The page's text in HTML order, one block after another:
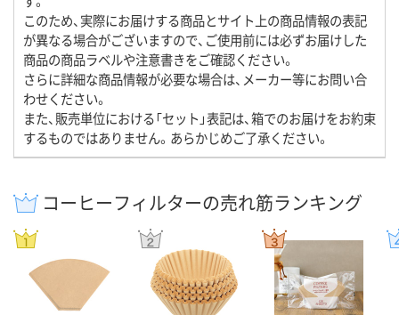
このため、実際にお届けする商品とサイト上の商品情報の表記
が異なる場合がございますので、ご使用前には必ずお届けした
商品の商品ラベルや注意書きをご確認ください。
さらに詳細な商品情報が必要な場合は、メーカー等にお問い合
わせください。
また、販売単位における「セット」表記は、箱でのお届けをお約束
するものではありません。あらかじめご了承ください。
コーヒーフィルターの売れ筋ランキング